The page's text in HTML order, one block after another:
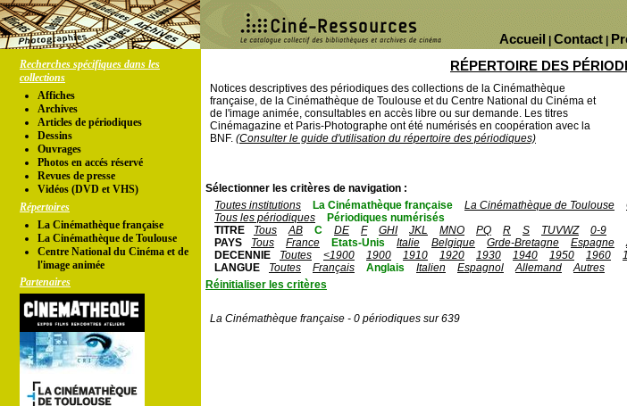
Contact
Accueil
Recherches spécifiques dans les
collections
Affiches
Archives
Articles de périodiques
Dessins
Ouvrages
Photos en accés réservé
Revues de presse
Vidéos (DVD et VHS)
Répertoires
La Cinémathèque française
La Cinémathèque de Toulouse
Centre National du Cinéma et de
l'image animée
Partenaires
RÉPERTOIRE DES
Notices descriptives des périodiques des collections de la Cinémathèque
française, de la Cinémathèque de Toulouse et du Centre National du Cinéma et
de l'image animée, consultables en accès libre ou sur demande. Les titres
Cinémagazine et Paris-Photographe ont été numérisés en coopération avec la
BNF. (Consulter le guide d'utilisation du répertoire des périodiques)
Sélectionner les critères de navigation :
Toutes institutions
La Cinémathèque française La Cinémathèque de Toulouse
Tous les périodiques
Périodiques numérisés
TITRE
Tous AB C DE F GHI JKL MNO PQ R S TUVWZ
0-9
PAYS
Tous France Etats-Unis Italie Belgique Grde-Bretagne Espagne
DECENNIE
Toutes <1900 1900 1910 1920 1930 1940 1950 1960
LANGUE
Toutes Français Anglais Italien Espagnol Allemand
Autres
Réinitialiser les critères
La Cinémathèque française - 0 périodiques sur 639